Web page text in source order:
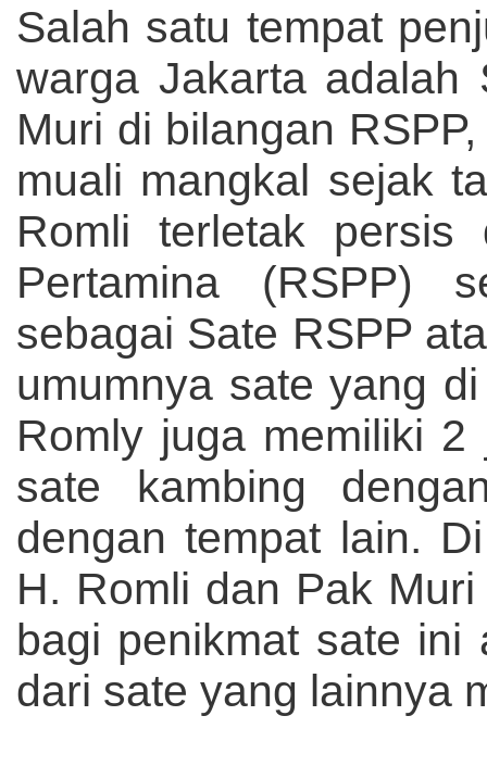
Salah satu tempat
warga Jakarta adalah
Muri di bilangan
muali mangkal sejak
Romli terletak
Pertamina (RSPP)
sebagai Sate RSPP
umumnya sate yang
Romly juga memiliki
sate kambing
dengan tempat lain.
H. Romli dan Pak
bagi penikmat sate ini
dari sate yang lainnya